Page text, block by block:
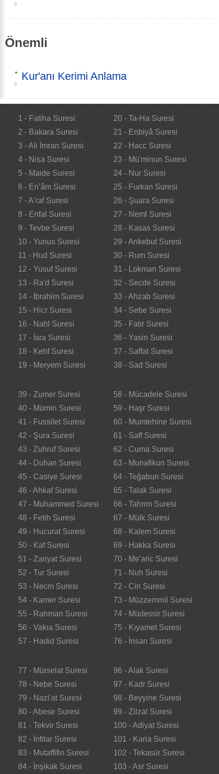
Önemli
Kur'anı Kerimi Anlama
1 - Fatiha Suresi
2 - Bakara Suresi
3 - Ali İmran Suresi
4 - Nisa Suresi
5 - Maide Suresi
6 - En’âm Suresi
7 - A'raf Suresi
8 - Enfal Suresi
9 - Tevbe Suresi
10 - Yunus Suresi
11 - Hud Suresi
12 - Yusuf Suresi
13 - Ra'd Suresi
14 - İbrahim Suresi
15 - Hicr Suresi
16 - Nahl Suresi
17 - İsra Suresi
18 - Kehf Suresi
19 - Meryem Suresi
20 - Ta-Ha Suresi
21 - Enbiyâ Suresi
22 - Hacc Suresi
23 - Mü'minun Suresi
24 - Nur Suresi
25 - Furkan Suresi
26 - Şuara Suresi
27 - Neml Suresi
28 - Kasas Suresi
29 - Ankebut Suresi
30 - Rum Suresi
31 - Lokman Suresi
32 - Secde Suresi
33 - Ahzab Suresi
34 - Sebe Suresi
35 - Fatır Suresi
36 - Yasin Suresi
37 - Saffat Suresi
38 - Sad Suresi
39 - Zumer Suresi
40 - Mümin Suresi
41 - Fussilet Suresi
42 - Şura Suresi
43 - Zuhruf Suresi
44 - Duhan Suresi
45 - Casiye Suresi
46 - Ahkaf Suresi
47 - Muhammed Suresi
48 - Fetih Suresi
49 - Hucurat Suresi
50 - Kaf Suresi
51 - Zariyat Suresi
52 - Tur Suresi
53 - Necm Suresi
54 - Kamer Suresi
55 - Rahman Suresi
56 - Vakıa Suresi
57 - Hadid Suresi
58 - Mücadele Suresi
59 - Haşr Suresi
60 - Mumtehine Suresi
61 - Saff Suresi
62 - Cuma Suresi
63 - Munafikun Suresi
64 - Teğabun Suresi
65 - Talak Suresi
66 - Tahrim Suresi
67 - Mülk Suresi
68 - Kalem Suresi
69 - Hakka Suresi
70 - Me'aric Suresi
71 - Nuh Suresi
72 - Cin Suresi
73 - Müzzemmil Suresi
74 - Müdessir Suresi
75 - Kıyamet Suresi
76 - İnsan Suresi
77 - Mürselat Suresi
78 - Nebe Suresi
79 - Nazi'at Suresi
80 - Abese Suresi
81 - Tekvir Suresi
82 - İnfitar Suresi
83 - Mutaffifin Suresi
84 - İnşikak Suresi
96 - Alak Suresi
97 - Kadr Suresi
98 - Beyyine Suresi
99 - Zilzal Suresi
100 - Adiyat Suresi
101 - Karia Suresi
102 - Tekasür Suresi
103 - Asr Suresi